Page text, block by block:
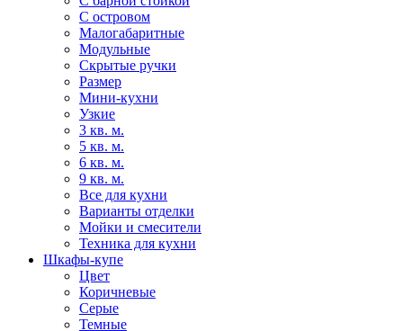
С островом
Малогабаритные
Модульные
Скрытые ручки
Размер
Мини-кухни
Узкие
3 кв. м.
5 кв. м.
6 кв. м.
9 кв. м.
Все для кухни
Варианты отделки
Мойки и смесители
Техника для кухни
Шкафы-купе
Цвет
Коричневые
Серые
Темные